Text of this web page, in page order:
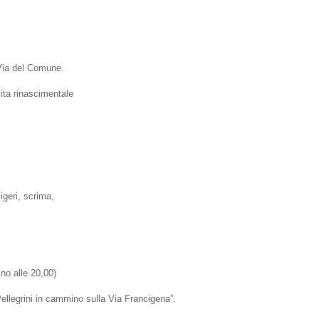
del Comune.
rinascimentale
scrima,
alle 20,00)
in cammino sulla Via Francigena”.